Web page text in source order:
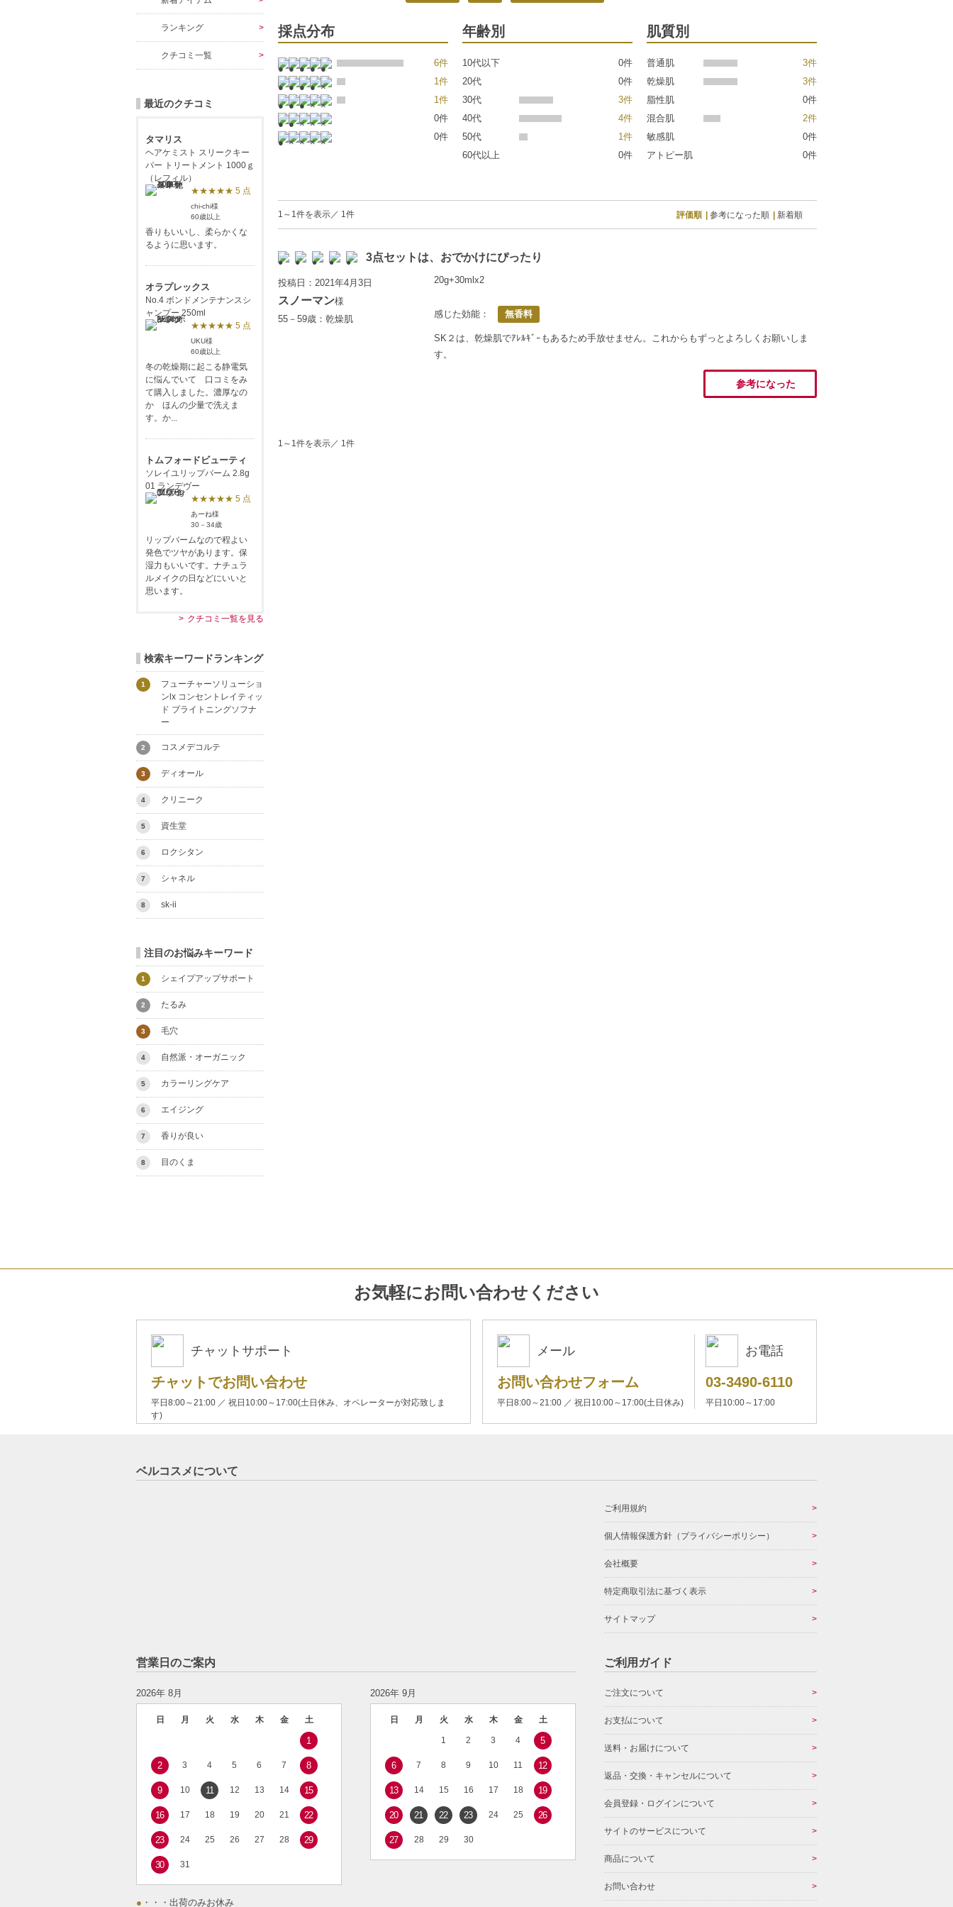
採点分布
6件
1件
1件
0件
0件
年齢別
10代以下
0件
20代
0件
30代
3件
40代
4件
50代
1件
60代以上
0件
肌質別
普通肌
3件
乾燥肌
3件
脂性肌
0件
混合肌
2件
敏感肌
0件
アトピー肌
0件
1～1件を表示／ 1件 評価順 参考になった順 新着順
3点セットは、おでかけにぴったり
投稿日：2021年4月3日
スノーマン様
55－59歳：乾燥肌
20g+30mlx2
感じた効能： 無香料
SK２は、乾燥肌でｱﾚﾙｷﾞｰもあるため手放せません。これからもずっとよろしくお願いしま
す。
参考になった
1～1件を表示／ 1件
ランキング
クチコミ一覧
最近のクチコミ
タマリス
ヘアケミスト スリークキー
パー トリートメント 1000ｇ
（レフィル）
★★★★★ 5 点
chi-chi様
60歳以上
香りもいいし、柔らかくな
るように思います。
オラプレックス
No.4 ボンドメンテナンスシ
ャンプー 250ml
★★★★★ 5 点
UKU様
60歳以上
冬の乾燥期に起こる静電気
に悩んでいて 口コミをみ
て購入しました。濃厚なの
か ほんの少量で洗えま
す。か...
トムフォードビューティ
ソレイユリップバーム 2.8g
01 ランデヴー
★★★★★ 5 点
あーね様
30－34歳
リップバームなので程よい
発色でツヤがあります。保
湿力もいいです。ナチュラ
ルメイクの日などにいいと
思います。
クチコミ一覧を見る
検索キーワードランキング
1
フューチャーソリューショ
ンlx コンセントレイティッ
ド ブライトニングソフナ
ー
2 コスメデコルテ
3 ディオール
4 クリニーク
5 資生堂
6 ロクシタン
7 シャネル
8 sk-ii
注目のお悩みキーワード
1 シェイプアップサポート
2 たるみ
3 毛穴
4 自然派・オーガニック
5 カラーリングケア
6 エイジング
7 香りが良い
8 目のくま
お気軽にお問い合わせください
チャットサポート
チャットでお問い合わせ
平日8:00～21:00 ／ 祝日10:00～17:00(土日休み、オペレーターが対応致しま
す)
メール
お問い合わせフォーム
平日8:00～21:00 ／ 祝日10:00～17:00(土日休み)
お電話
03-3490-6110
平日10:00～17:00
ベルコスメについて
ご利用規約
個人情報保護方針（プライバシーポリシー）
会社概要
特定商取引法に基づく表示
サイトマップ
営業日のご案内
2026年 8月
日 月 火 水 木 金 土
1
2 3 4 5 6 7 8
9 10 11 12 13 14 15
16 17 18 19 20 21 22
23 24 25 26 27 28 29
30 31
2026年 9月
日 月 火 水 木 金 土
1 2 3 4 5
6 7 8 9 10 11 12
13 14 15 16 17 18 19
20 21 22 23 24 25 26
27 28 29 30
● ・・・出荷のみお休み
ご利用ガイド
ご注文について
お支払について
送料・お届けについて
返品・交換・キャンセルについて
会員登録・ログインについて
サイトのサービスについて
商品について
お問い合わせ